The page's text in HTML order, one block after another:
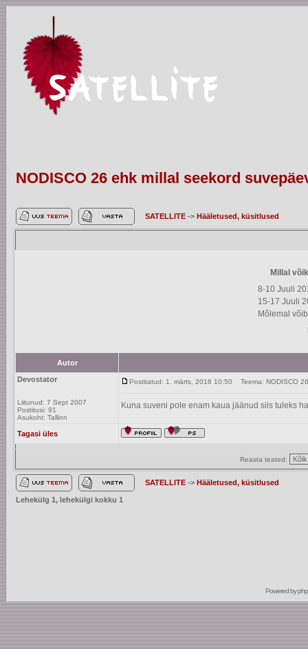
NODISCO 26 ehk millal seekord
SATELLITE -> Hääletused, küsitlused
Millal
8-10 Juuli
15-17 Juuli
Mõlemal võib
Autor
Devostator
Liitunud: 7 Sept 2007
Postitusi: 91
Asukoht: Tallinn
Postitatud: 1. märts, 2016 10:50 Teema: NODISCO
Kuna suveni pole enam kaua jäänud siis tuleks
Tagasi üles
Reasta teated:
SATELLITE -> Hääletused, küsitlused
Lehekülg 1, lehekülgi kokku 1
Powered by